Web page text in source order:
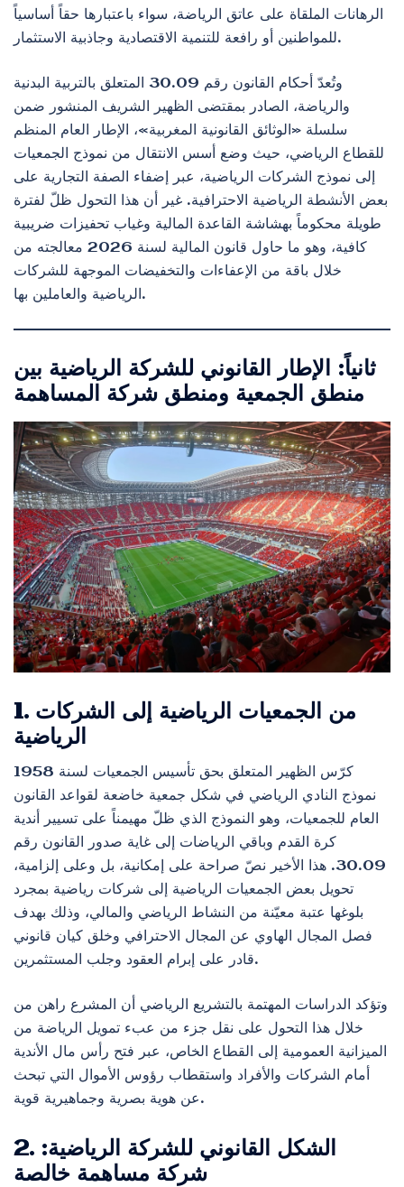
الرهانات الملقاة على عاتق الرياضة، سواء باعتبارها حقاً أساسياً
للمواطنين أو رافعة للتنمية الاقتصادية وجاذبية الاستثمار.
وتُعدّ أحكام القانون رقم 30.09 المتعلق بالتربية البدنية
والرياضة، الصادر بمقتضى الظهير الشريف المنشور ضمن
سلسلة «الوثائق القانونية المغربية»، الإطار العام المنظم
للقطاع الرياضي، حيث وضع أسس الانتقال من نموذج الجمعيات
إلى نموذج الشركات الرياضية، عبر إضفاء الصفة التجارية على
بعض الأنشطة الرياضية الاحترافية. غير أن هذا التحول ظلّ لفترة
طويلة محكوماً بهشاشة القاعدة المالية وغياب تحفيزات ضريبية
كافية، وهو ما حاول قانون المالية لسنة 2026 معالجته من
خلال باقة من الإعفاءات والتخفيضات الموجهة للشركات
الرياضية والعاملين بها.
ثانياً: الإطار القانوني للشركة الرياضية بين
منطق الجمعية ومنطق شركة المساهمة
1. من الجمعيات الرياضية إلى الشركات
الرياضية
كرّس الظهير المتعلق بحق تأسيس الجمعيات لسنة 1958
نموذج النادي الرياضي في شكل جمعية خاضعة لقواعد القانون
العام للجمعيات، وهو النموذج الذي ظلّ مهيمناً على تسيير أندية
كرة القدم وباقي الرياضات إلى غاية صدور القانون رقم
30.09. هذا الأخير نصّ صراحة على إمكانية، بل وعلى إلزامية،
تحويل بعض الجمعيات الرياضية إلى شركات رياضية بمجرد
بلوغها عتبة معيّنة من النشاط الرياضي والمالي، وذلك بهدف
فصل المجال الهاوي عن المجال الاحترافي وخلق كيان قانوني
قادر على إبرام العقود وجلب المستثمرين.
وتؤكد الدراسات المهتمة بالتشريع الرياضي أن المشرع راهن من
خلال هذا التحول على نقل جزء من عبء تمويل الرياضة من
الميزانية العمومية إلى القطاع الخاص، عبر فتح رأس مال الأندية
أمام الشركات والأفراد واستقطاب رؤوس الأموال التي تبحث
عن هوية بصرية وجماهيرية قوية.
2. الشكل القانوني للشركة الرياضية:
شركة مساهمة خالصة